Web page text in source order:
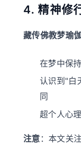
4. 精神修
藏传佛教梦瑜
在梦中保
认识到"白
同
超个人心
注意 ：本文关